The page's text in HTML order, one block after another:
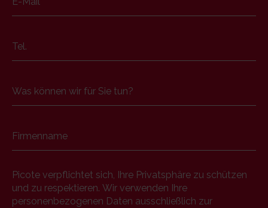
Tel.
Was können wir für Sie tun?
Firmenname
Picote verpflichtet sich, Ihre Privatsphäre zu schützen
und zu respektieren. Wir verwenden Ihre
personenbezogenen Daten ausschließlich zur